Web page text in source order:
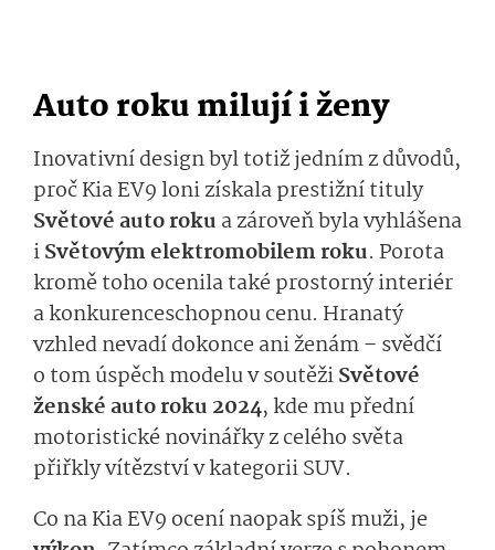
Auto roku milují i ženy
Inovativní design byl totiž jedním z důvodů,
proč Kia EV9 loni získala prestižní tituly
Světové auto roku a zároveň byla vyhlášena
iSvětovým elektromobilem roku. Porota
kromě toho ocenila také prostorný interiér
a konkurenceschopnou cenu. Hranatý
vzhled nevadí dokonce ani ženám – svědčí
o tom úspěch modelu v soutěžiSvětové
ženské auto roku 2024, kde mu přední
motoristické novinářky z celého světa
přiřkly vítězství v kategorii SUV.
Co na Kia EV9 ocení naopak spíš muži, je